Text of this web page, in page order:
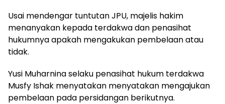
Usai mendengar tuntutan JPU, majelis hakim
menanyakan kepada terdakwa dan penasihat
hukumnya apakah mengakukan pembelaan atau
tidak.
Yusi Muharnina selaku penasihat hukum terdakwa
Musfy Ishak menyatakan menyatakan mengajukan
pembelaan pada persidangan berikutnya.